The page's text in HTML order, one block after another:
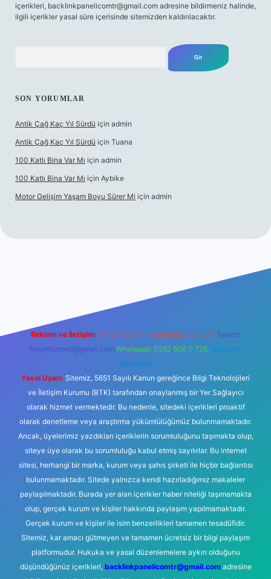
içerikleri, backlinkpanelicomtr@gmail.com adresine bildirmeniz halinde,
ilgili içerikler yasal süre içerisinde sitemizden kaldırılacaktır.
SON YORUMLAR
Antik Çağ Kaç Yıl Sürdü için admin
Antik Çağ Kaç Yıl Sürdü için Tuana
100 Katlı Bina Var Mı için admin
100 Katlı Bina Var Mı için Aybike
Motor Gelişim Yaşam Boyu Sürer Mi için admin
Reklam ve İletişim: E-mail: backlinkpaneli@gmail.com Teams:
forumhizmeti@gmail.com Whatsapp: 0262 606 0 726 Telegram:
@karabul
Yasal Uyarı: Sitemiz, 5651 Sayılı Kanun gereğince Bilgi Teknolojileri
ve İletişim Kurumu (BTK) tarafından onaylanmış bir Yer Sağlayıcı
olarak hizmet vermektedir. Bu nedenle, sitedeki içerikleri proaktif
olarak denetleme veya araştırma yükümlülüğümüz bulunmamaktadır.
Ancak, üyelerimiz yazdıkları içeriklerin sorumluluğunu taşımakta olup,
siteye üye olarak bu sorumluluğu kabul etmiş sayılırlar. Bu internet
sitesi, herhangi bir marka, kurum veya şahıs şirketi ile hiçbir bağlantısı
bulunmamaktadır. Sitede yalnızca kendi hazırladığımız makaleler
paylaşılmaktadır. Burada yer alan içerikler haber niteliği taşımamakta
olup, gerçek kurum ve kişiler hakkında paylaşım yapılmamaktadır.
Gerçek kurum ve kişiler ile isim benzerlikleri tamamen tesadüfidir.
Sitemiz, kar amacı gütmeyen ve tamamen ücretsiz bir bilgi paylaşım
platformudur. Hukuka ve yasal düzenlemelere aykırı olduğunu
düşündüğünüz içerikleri, backlinkpanelicomtr@gmail.comadresine